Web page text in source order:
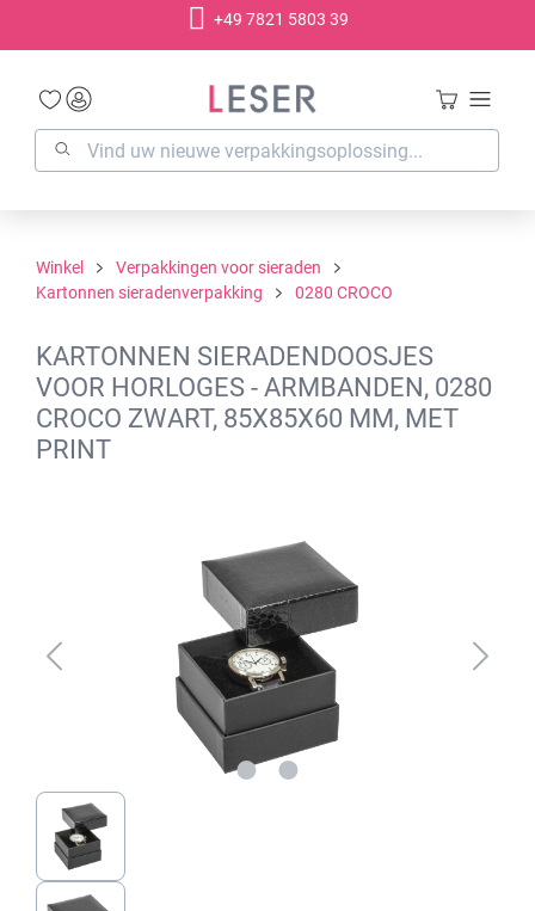
+49 7821 5803 39
Winkel
Verpakkingen voor sieraden
Kartonnen sieradenverpakking
0280 CROCO
KARTONNEN SIERADENDOOSJES
VOOR HORLOGES - ARMBANDEN, 0280
CROCO ZWART, 85X85X60 MM, MET
PRINT